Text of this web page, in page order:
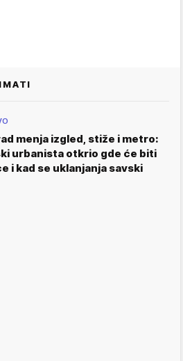
menja izgled, stiže i metro:
urbanista otkrio gde će biti
i kad se uklanjanja savski